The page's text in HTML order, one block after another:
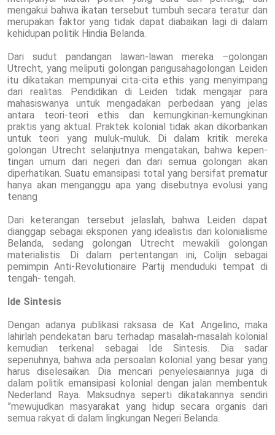
mengakui bahwa ikatan tersebut tumbuh secara teratur dan
merupakan faktor yang tidak dapat diabaikan lagi di dalam
kehidupan politik Hindia Belanda.
Dari sudut pandangan lawan-lawan mereka –golongan
Utrecht, yang meliputi golongan pangusahagolongan Leiden
itu dikatakan mempunyai cita-cita ethis yang menyimpang
dari realitas. Pendidikan di Leiden tidak mengajar para
mahasiswanya untuk mengadakan perbedaan yang jelas
antara teori-teori ethis dan kemungkinan-kemungkinan
praktis yang aktual. Praktek kolonial tidak akan dikorbankan
untuk teori yang muluk-muluk. Di dalam kritik mereka
golongan Utrecht selanjutnya mengatakan, bahwa kepen-
tingan umum dari negeri dan dari semua golongan akan
diperhatikan. Suatu emansipasi total yang bersifat prematur
hanya akan menganggu apa yang disebutnya evolusi yang
tenang
Dari keterangan tersebut jelaslah, bahwa Leiden dapat
dianggap sebagai eksponen yang idealistis dari kolonialisme
Belanda, sedang golongan Utrecht mewakili golongan
materialistis. Di dalam pertentangan ini, Colijn sebagai
pemimpin Anti-Revolutionaire Partij menduduki tempat di
tengah- tengah.
Ide Sintesis
Dengan adanya publikasi raksasa de Kat Angelino, maka
lahirlah pendekatan baru terhadap masalah-masalah kolonial
kemudian terkenal sebagai Ide Sintesis. Dia sadar
sepenuhnya, bahwa ada persoalan kolonial yang besar yang
harus diselesaikan. Dia mencari penyelesaiannya juga di
dalam politik emansipasi kolonial dengan jalan membentuk
Nederland Raya. Maksudnya seperti dikatakannya sendiri
”mewujudkan masyarakat yang hidup secara organis dari
semua rakyat di dalam lingkungan Negeri Belanda.